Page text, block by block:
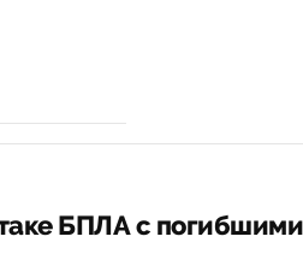
БПЛА с